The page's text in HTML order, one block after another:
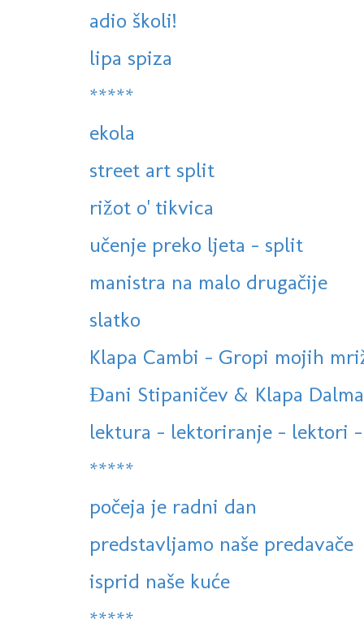
adio školi!
lipa spiza
*****
ekola
street art split
rižot o' tikvica
učenje preko ljeta - split
manistra na malo drugačije
slatko
Klapa Cambi - Gropi mojih
Đani Stipaničev & Klapa
lektura - lektoriranje - lektori
*****
počeja je radni dan
predstavljamo naše predavače
isprid naše kuće
*****